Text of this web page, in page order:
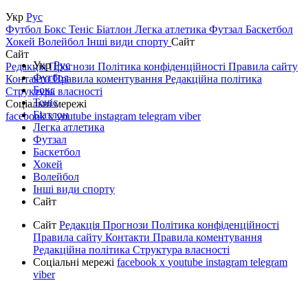
Укр Рус
Футбол Бокс Теніс Біатлон Легка атлетика Футзал Баскетбол
Хокей Волейбол Інші види спорту Сайт
Сайт
РедакціяПрогнози Політика конфіденційності Правила сайту
КонтактиПравила коментування Редакційна політика
Структура власності
Соціальні мережі
facebookxyoutube instagram telegram viber
УкрРус
Футбол
Бокс
Теніс
Біатлон
Легка атлетика
Футзал
Баскетбол
Хокей
Волейбол
Інші види спорту
Сайт
Сайт Редакція Прогнози Політика конфіденційності
Правила сайту Контакти Правила коментування
Редакційна політика Структура власності
Соціальні мережі facebook x youtube instagram telegram
viber